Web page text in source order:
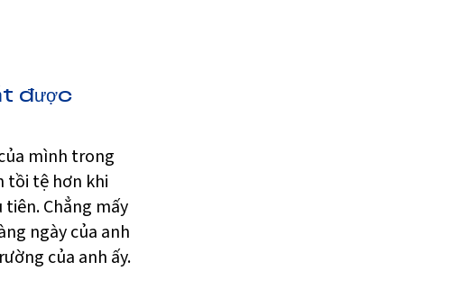
được
mình trong
tồi tệ hơn khi
Chẳng mấy
ngày của anh
của anh ấy.